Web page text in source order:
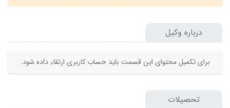
درباره وکیل
برای تکمیل محتوای این قسمت باید حساب کاربری ارتقاء داده شود.
تحصیلات